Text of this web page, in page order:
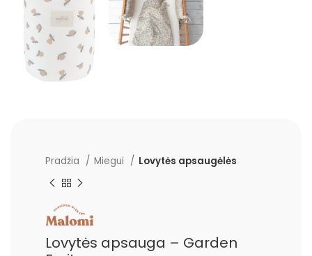
Pradžia Miegui Lovytės apsaugėlės
Lovytės apsauga – Garden